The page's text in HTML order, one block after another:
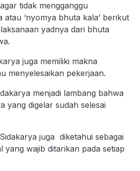
tidak mengganggu
atau ‘nyomya bhuta kala’ berikut
yadnya dari bhuta
juga memiliki makna
menyelesaikan pekerjaan.
menjadi lambang bahwa
yang digelar sudah selesai
juga diketahui sebagai
yang wajib ditarikan pada setiap